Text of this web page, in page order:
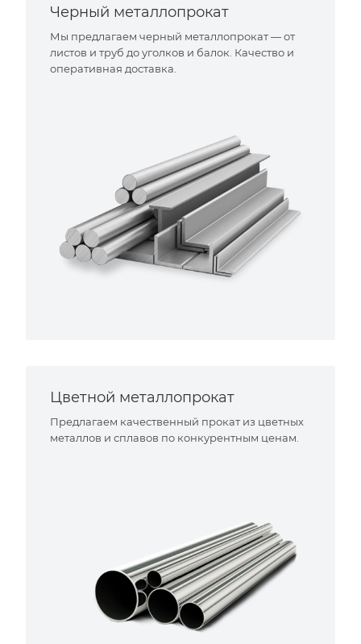
Черный металлопрокат
Мы предлагаем черный металлопрокат — от
листов и труб до уголков и балок. Качество и
оперативная доставка.
Цветной металлопрокат
Предлагаем качественный прокат из цветных
металлов и сплавов по конкурентным ценам.